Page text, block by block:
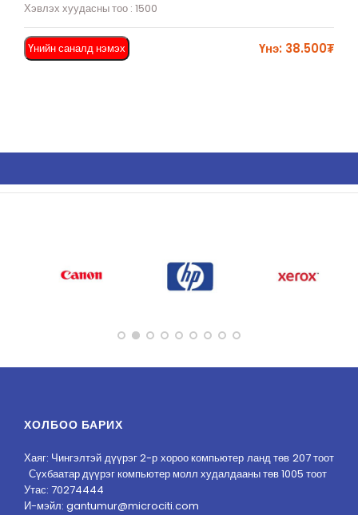
Хэвлэх хуудасны тоо : 1500
Үнийн саналд нэмэх Үнэ: 38.500₮
ХОЛБОО БАРИХ
Хаяг: Чингэлтэй дүүрэг 2-р хороо компьютер ланд төв 207 тоот
Сүхбаатар дүүрэг компьютер молл худалдааны төв 1005 тоот
Утас: 70274444
И-мэйл: gantumur@microciti.com